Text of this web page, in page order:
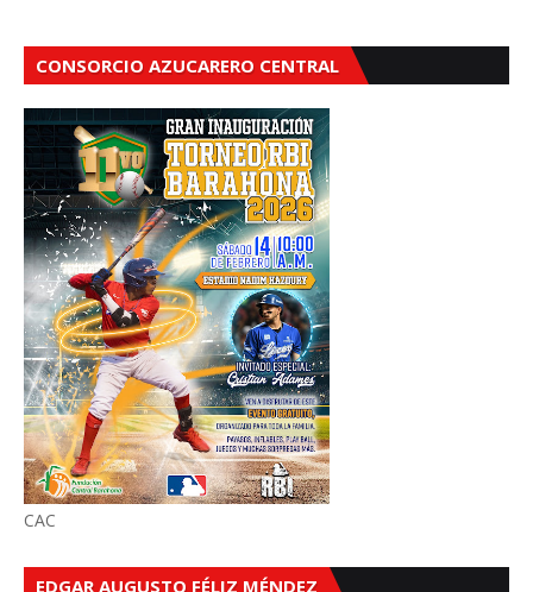
CONSORCIO AZUCARERO CENTRAL
CAC
EDGAR AUGUSTO FÉLIZ MÉNDEZ